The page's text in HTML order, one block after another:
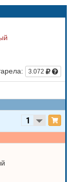
3.072